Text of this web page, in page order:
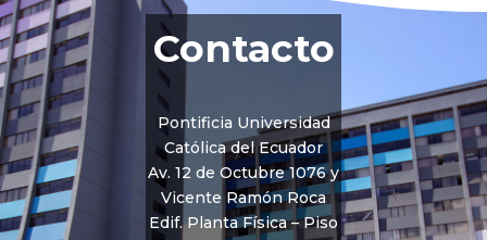
Contacto
Pontificia Universidad
Católica del Ecuador
Av. 12 de Octubre 1076 y
Vicente Ramón Roca
Edif. Planta Física – Piso